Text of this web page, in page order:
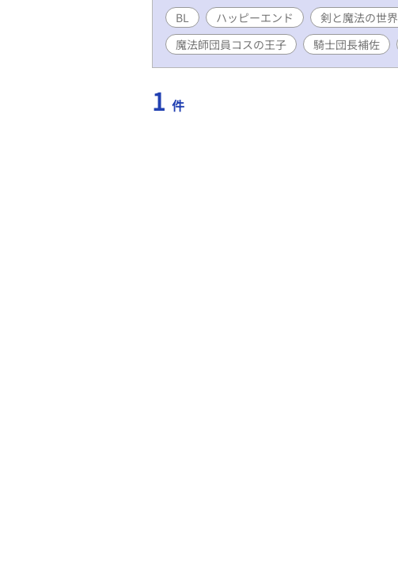
BL ハッピーエンド 剣と魔法の世界
魔法師団員コスの王子
騎士団長補佐
1 件